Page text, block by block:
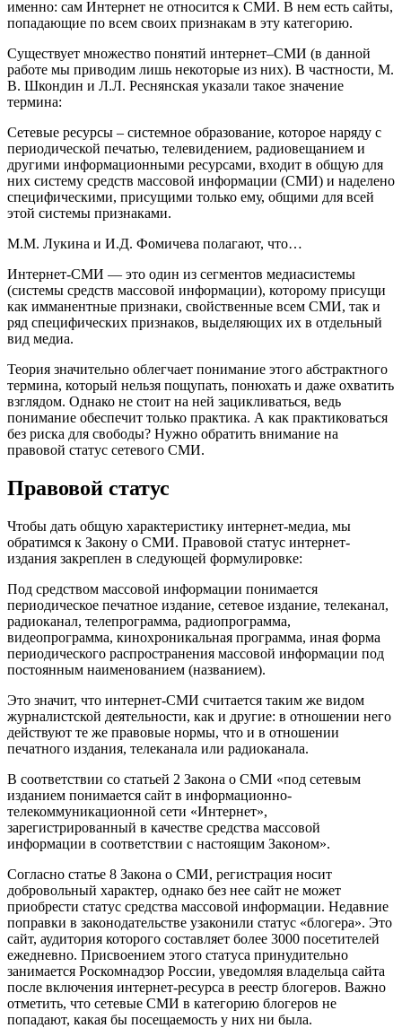
именно: сам Интернет не относится к СМИ. В нем есть сайты,
попадающие по всем своих признакам в эту категорию.
Существует множество понятий интернет–СМИ (в данной
работе мы приводим лишь некоторые из них). В частности, М.
В. Шкондин и Л.Л. Реснянская указали такое значение
термина:
Сетевые ресурсы – системное образование, которое наряду с
периодической печатью, телевидением, радиовещанием и
другими информационными ресурсами, входит в общую для
них систему средств массовой информации (СМИ) и наделено
специфическими, присущими только ему, общими для всей
этой системы признаками.
М.М. Лукина и И.Д. Фомичева полагают, что…
Интернет-СМИ — это один из сегментов медиасистемы
(системы средств массовой информации), которому присущи
как имманентные признаки, свойственные всем СМИ, так и
ряд специфических признаков, выделяющих их в отдельный
вид медиа.
Теория значительно облегчает понимание этого абстрактного
термина, который нельзя пощупать, понюхать и даже охватить
взглядом. Однако не стоит на ней зацикливаться, ведь
понимание обеспечит только практика. А как практиковаться
без риска для свободы? Нужно обратить внимание на
правовой статус сетевого СМИ.
Правовой статус
Чтобы дать общую характеристику интернет-медиа, мы
обратимся к Закону о СМИ. Правовой статус интернет-
издания закреплен в следующей формулировке:
Под средством массовой информации понимается
периодическое печатное издание, сетевое издание, телеканал,
радиоканал, телепрограмма, радиопрограмма,
видеопрограмма, кинохроникальная программа, иная форма
периодического распространения массовой информации под
постоянным наименованием (названием).
Это значит, что интернет-СМИ считается таким же видом
журналистской деятельности, как и другие: в отношении него
действуют те же правовые нормы, что и в отношении
печатного издания, телеканала или радиоканала.
В соответствии со статьей 2 Закона о СМИ «под сетевым
изданием понимается сайт в информационно-
телекоммуникационной сети «Интернет»,
зарегистрированный в качестве средства массовой
информации в соответствии с настоящим Законом».
Согласно статье 8 Закона о СМИ, регистрация носит
добровольный характер, однако без нее сайт не может
приобрести статус средства массовой информации. Недавние
поправки в законодательстве узаконили статус «блогера». Это
сайт, аудитория которого составляет более 3000 посетителей
ежедневно. Присвоением этого статуса принудительно
занимается Роскомнадзор России, уведомляя владельца сайта
после включения интернет-ресурса в реестр блогеров. Важно
отметить, что сетевые СМИ в категорию блогеров не
попадают, какая бы посещаемость у них ни была.